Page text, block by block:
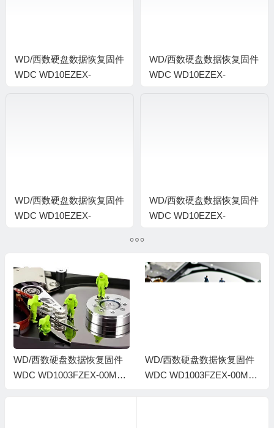
WD/西数硬盘数据恢复固件
WDC WD10EZEX-
WD/西数硬盘数据恢复固件
WDC WD10EZEX-
WD/西数硬盘数据恢复固件
WDC WD10EZEX-
WD/西数硬盘数据恢复固件
WDC WD10EZEX-
00050049-1578
WD/西数硬盘数据恢复固件
WDC WD1003FZEX-00MK2
WD/西数硬盘数据恢复固件
WDC WD1003FZEX-00MK2